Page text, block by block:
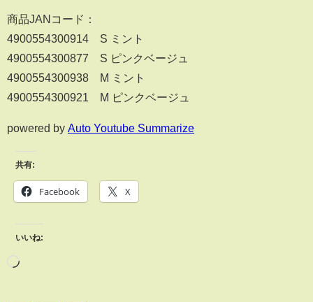
商品JANコード：
4900554300914 S ミント
4900554300877 S ピンクベージュ
4900554300938 M ミント
4900554300921 M ピンクベージュ
powered by Auto Youtube Summarize
共有:
Facebook X
いいね: